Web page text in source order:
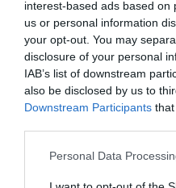
interest-based ads based on
us or personal information
your opt-out. You may
disclosure of your personal
IAB’s list of downstream
also be disclosed by us to
Downstream Participants
Personal Data
Tillbehör och